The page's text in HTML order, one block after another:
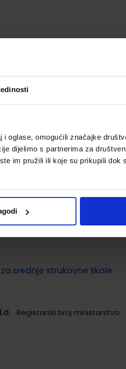
oglase, omogućili značajke
dijelimo s partnerima za
im pružili ili koje su prikupili dok
Pasanović
za srednje strojarske škole
Registarski broj ministarstva:
za srednje strukovne škole
Registarski broj ministarstva: